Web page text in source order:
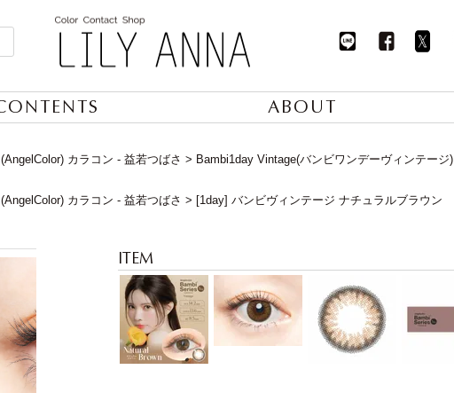
ABOUT
カラコン - 益若つばさ
Bambi1day Vintage(バンビワンデーヴィンテージ)
カラコン - 益若つばさ [1day] バンビヴィンテージ ナチュラルブラウン